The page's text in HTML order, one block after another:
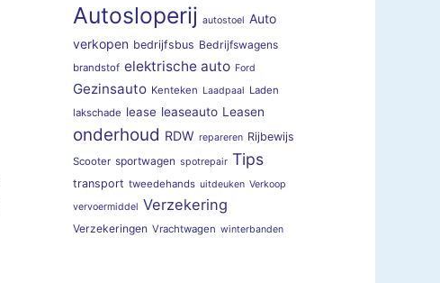
Autosloperij autostoel Auto
verkopen bedrijfsbus Bedrijfswagens
brandstof elektrische auto Ford
Gezinsauto Kenteken Laadpaal Laden
lakschade lease leaseauto Leasen
onderhoud RDW repareren Rijbewijs
Scooter sportwagen spotrepair Tips
transport tweedehands uitdeuken Verkoop
vervoermiddel Verzekering
Verzekeringen Vrachtwagen winterbanden